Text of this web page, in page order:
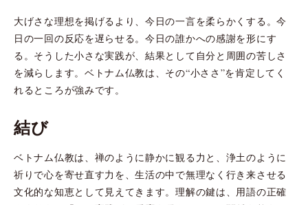
大げさな理想を掲げるより、今日の一言を柔らかくする。今
日の一回の反応を遅らせる。今日の誰かへの感謝を形にす
る。そうした小さな実践が、結果として自分と周囲の苦しさ
を減らします。ベトナム仏教は、その“小ささ”を肯定してく
れるところが強みです。
結び
ベトナム仏教は、禅のように静かに観る力と、浄土のように
祈りで心を寄せ直す力を、生活の中で無理なく行き来させる
文化的な知恵として見えてきます。理解の鍵は、用語の正確